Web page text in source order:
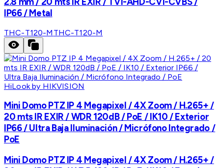
IP66 / Metal
THC-T120-M THC-T120-M
HiLook by HIKVISION
Mini Domo PTZ IP 4 Megapixel / 4X Zoom / H.265+ /
20 mts IR EXIR / WDR 120dB / PoE / IK10 / Exterior
IP66 / Ultra Baja Iluminación / Micrófono Integrado /
PoE
Mini Domo PTZ IP 4 Megapixel / 4X Zoom / H.265+ /